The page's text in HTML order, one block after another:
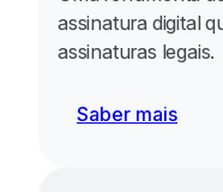
assinatura digital
assinaturas legais.
Saber mais